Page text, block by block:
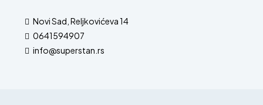
Novi Sad, Reljkovićeva 14
0641594907
info@superstan.rs